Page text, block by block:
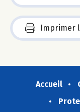
Imprimer
Accueil